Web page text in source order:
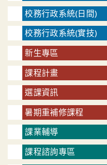
校務行政系統(日間)
校務行政系統(實技)
新生專區
課程計畫
選課資訊
暑期重補修課程
課業輔導
課程諮詢專區